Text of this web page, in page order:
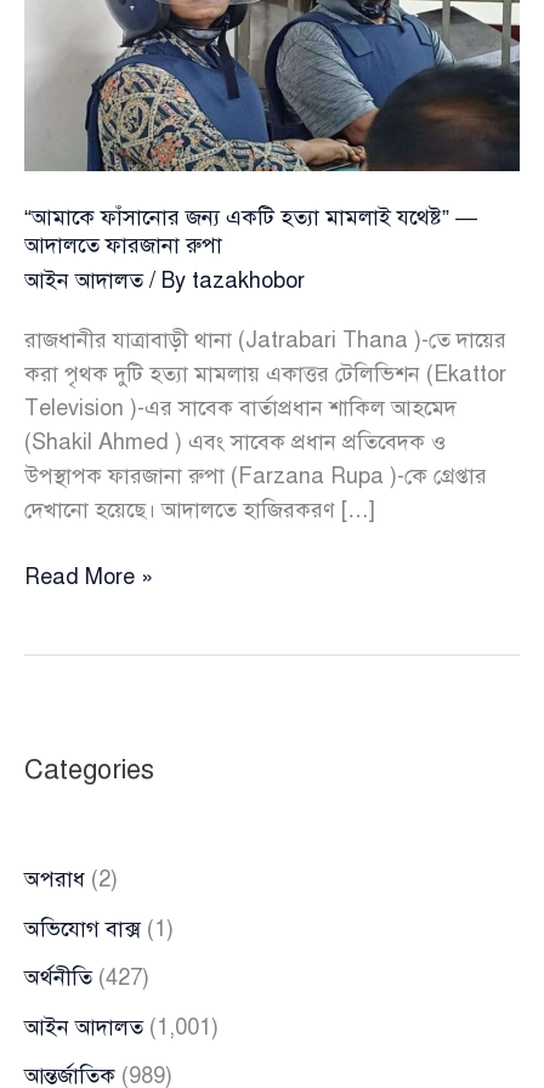
“আমাকে ফাঁসানোর জন্য একটি হত্যা মামলাই যথেষ্ট” —
আদালতে ফারজানা রুপা
আইন আদালত/ By tazakhobor
রাজধানীর যাত্রাবাড়ী থানা (Jatrabari Thana )-তে দায়ের
করা পৃথক দুটি হত্যা মামলায় একাত্তর টেলিভিশন (Ekattor
Television )-এর সাবেক বার্তাপ্রধান শাকিল আহমেদ
(Shakil Ahmed ) এবং সাবেক প্রধান প্রতিবেদক ও
উপস্থাপক ফারজানা রুপা (Farzana Rupa )-কে গ্রেপ্তার
দেখানো হয়েছে। আদালতে হাজিরকরণ […]
“আমাকে
যথেষ্ট”
ফারজানা
রুপা
Read More »
Categories
অপরাধ (2)
অভিযোগ বাক্স(1)
অর্থনীতি(427)
আইন আদালত(1,001)
আন্তর্জাতিক (989)